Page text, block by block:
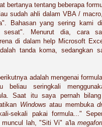
bertanya tentang beberapa
sudah ahli dalam VBA /
Bahasan yang sering kami
sesat". Menurut dia, cara
di dalam help Microsoft
tanda koma, sedangkan
adalah mengenai
beliau seringkali
Saat itu saya pernah
Windows atau membuka
sekali pakai formula..."
muncul lah, "Siti Vi" a'la